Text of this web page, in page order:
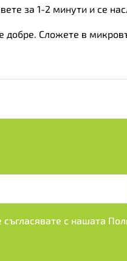
за 1-2 минути и се
добре. Сложете в
съгласявате с нашата